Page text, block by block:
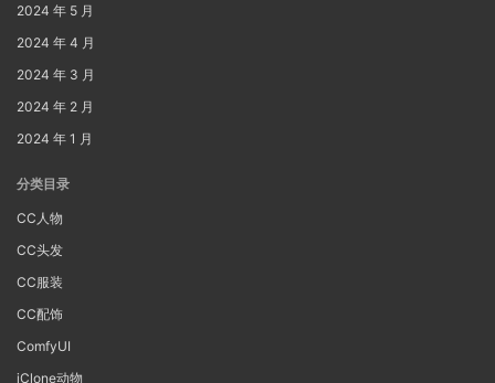
2024 年 5 月
2024 年 4 月
2024 年 3 月
2024 年 2 月
2024 年 1 月
分类目录
CC人物
CC头发
CC服装
CC配饰
ComfyUI
iClone动物